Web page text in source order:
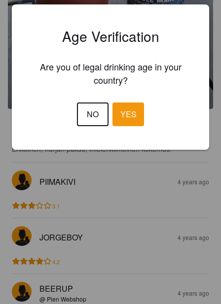
Erikoinen, hurjan paksu, mielenkiintoinen kokemus.
PIIMAKIVI 4 years ago
3.1
JORGEBOY 4 years ago
4.2
BEERUP
@ Pien Webshop
4 years ago
Age Verification
Are you of legal drinking age in your
country?
NO YES